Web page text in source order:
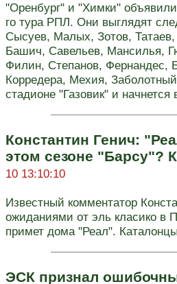
"Оренбург" и "Химки"
го тура РПЛ. Они выглядят
Сысуев, Малых, Зотов,
Башич, Савельев, Мансилья,
Филин, Степанов, Фернандес,
Корредера, Мехия,
стадионе "Газовик" и
Константин Генич:
этом сезоне "Барсу"?
10 13:10:10
Известный комментатор
ожиданиями от эль класико в
примет дома "Реал".
ЭСК признал